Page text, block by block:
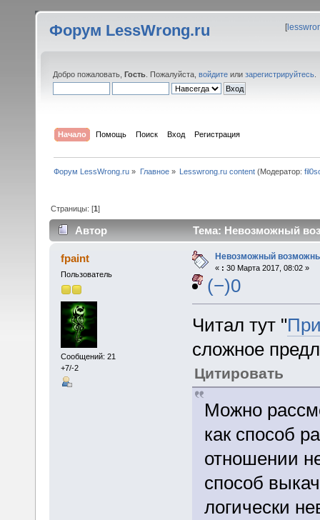
Форум LessWrong.ru [
Добро пожаловать, Гость . Пожалуйста, войдите или зарегистрируйтесь
Начало Помощь Поиск Вход Регистрация
Форум LessWrong.ru » Главное» Lesswrong.ru content(Модератор:
Страницы: [1]
Автор Тема: Невозможный
fpaint
Пользователь
Сообщений: 21
+7/-2
Невозможный
« : 30 Марта 2017, 08:02 »
(−)0
Читал тут "
сложное
Цитировать
Можно
как способ
отношении
способ
логически